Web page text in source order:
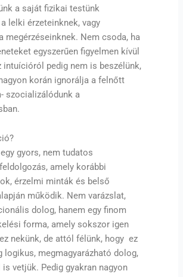
a saját fizikai testünk
lelki érzeteinknek, vagy
megérzéseinknek. Nem csoda, ha
egyszerűen figyelmen kívül
intuícióról pedig nem is beszélünk,
korán ignorálja a felnőtt
szocializálódunk a
gyors, nem tudatos
amely korábbi
érzelmi minták és belső
működik. Nem varázslat,
dolog, hanem egy finom
forma, amely sokszor igen
nekünk, de attól félünk, hogy ez
logikus, megmagyarázható dolog,
is vetjük. Pedig gyakran nagyon